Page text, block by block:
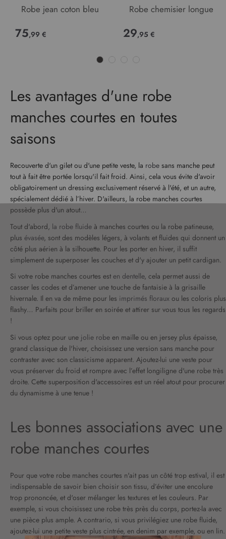
Robe jean coton bleu
75,99 €
Robe chemisier longue
29,95 €
Les avantages d'une robe
manches courtes en toutes
saisons
Recouverte d'un gilet ou d'une petite veste, la robe sans manche peut
tout à fait être portée lorsqu'il fait froid. Ainsi, cela vous évite d'avoir
obligatoirement un dressing exclusivement réservé à l'été, et un autre,
spécialement dédié à l’hiver. D'ailleurs, la robe manches courtes
possède plus d'un atout…
Tout d'abord, la robe fluide à manches courtes ou la robe patineuse,
plus évasée, sont des modèles légers, à volants et fluides qui donnent un
côté plus aérien à la silhouette. Pour les porter en hiver, il suffit
simplement de superposer les couches et d'y ajouter un petit cardigan.
Si votre robe manches courtes est en dentelle, cela permet aussi de
casser les codes et d’amener une touche de fantaisie à la grisaille
hivernale. Il en va de même pour les imprimés floraux ou les coloris plus
flashy… Parfaits pour briller en soirée et attirer sur vous tous les regards
!
Si vous optez pour une jolie robe en maille ou en jersey plus épaisse,
grand classique de l'hiver, choisissez une version sans manche pour
contraster avec son classicisme apparent. Ajoutez-lui une veste pour
vous préserver du froid et rompre avec l’effet longiligne d'une robe très
droite. Cette superposition d'accessoires est un réel atout pour procurer
du dynamisme à une tenue !
Les bonnes associations avec une
robe manches courtes
Pour que votre robe manches courtes n'ait pas un côté trop estival, il est
indispensable de savoir bien choisir son tissu, d’éviter une encolure
trop prononcée, et d'oser mélanger les textures et les couleurs. Par
exemple, si vous choisissez une robe très près du corps, portez-la avec
une pièce plus ample. A contrario, si vous privilégiez une robe fluide,
ajoutez-lui une petite veste plus cintrée, en denim par exemple, ou en lin.